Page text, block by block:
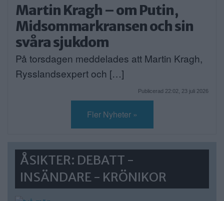
Martin Kragh – om Putin,
Midsommarkransen och sin
svåra sjukdom
På torsdagen meddelades att Martin Kragh,
Rysslandsexpert och […]
Publicerad 22:02, 23 juli 2026
Fler Nyheter »
ÅSIKTER: DEBATT -
INSÄNDARE - KRÖNIKOR